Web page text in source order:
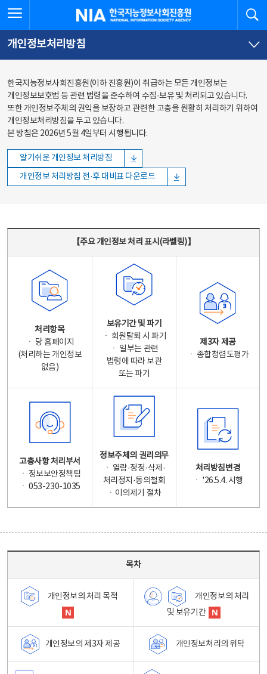
바로가기
바로가기
한국지능정보사회진흥원
개인정보처리방침
한국지능정보사회진흥원(이하 진흥원)이 취급하는 모든 개인정보는
개인정보보호법 등 관련 법령을 준수하여 수집·보유 및 처리되고 있습니다.
또한 개인정보주체의 권익을 보장하고 관련한 고충을 원활히 처리하기 위하여
개인정보처리방침을 두고 있습니다.
본 방침은 2026년 5월 4일부터 시행됩니다.
알기쉬운 개인정보 처리방침
개인정보 처리방침 전·후 대비표 다운로드
【주요 개인정보 처리 표시(라벨링)】
처리항목
ㆍ 당 홈페이지
(처리하는 개인정보
없음)
보유기간 및 파기
ㆍ 회원탈퇴 시 파기
ㆍ 일부는 관련
법령에 따라 보관
또는 파기
제3자 제공
ㆍ 종합청렴도평가
고충사항 처리부서
ㆍ 정보보안정책팀
ㆍ 053-230-1035
정보주체의 권리의무
ㆍ 열람·정정·삭제·
처리정지·동의철회
ㆍ이의제기 절차
처리방침변경
ㆍ '26.5.4. 시행
목차
개인정보의 처리 목적
개인정보의 처리
및 보유기간
개인정보의 제3자 제공 개인정보처리의 위탁